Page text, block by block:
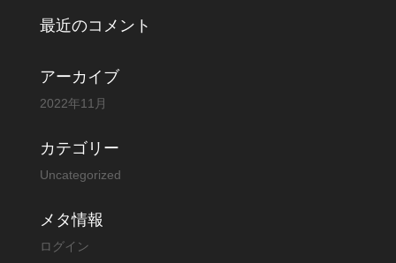
最近のコメント
アーカイブ
2022年11月
カテゴリー
Uncategorized
メタ情報
ログイン